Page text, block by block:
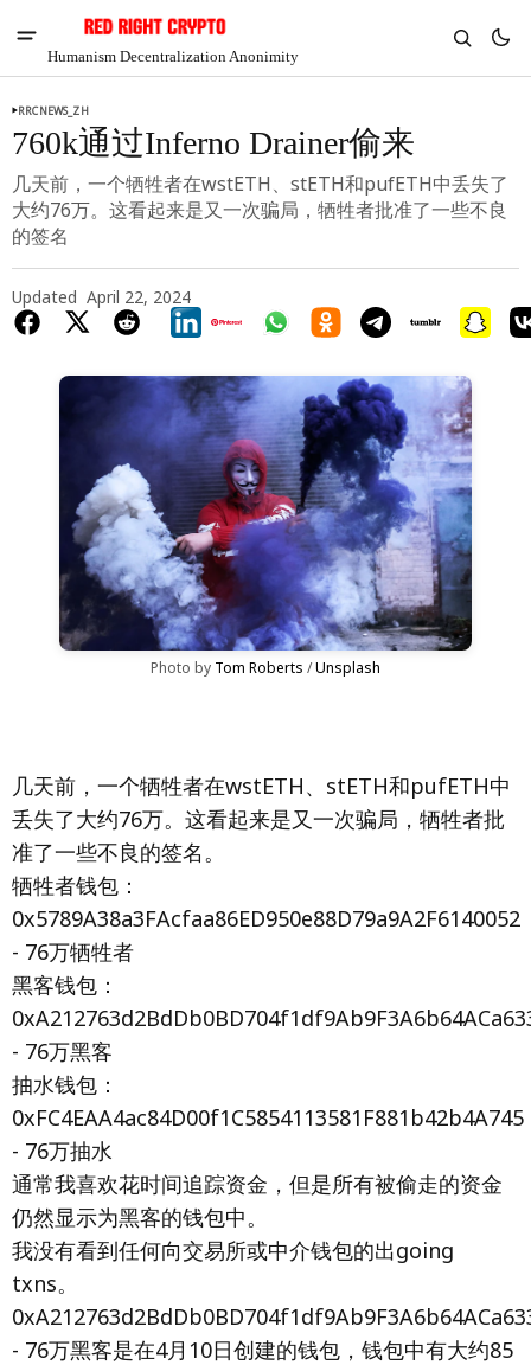
Humanism Decentralization Anonimity
Chia
3.19%
RRCNEWS_ZH
760k通过Inferno Drainer偷来
几天前，一个牺牲者在wstETH、stETH和pufETH中丢失了
大约76万。这看起来是又一次骗局，牺牲者批准了一些不良
的签名
Updated April 22, 2024
Photo by Tom Roberts / Unsplash
几天前，一个牺牲者在wstETH、stETH和pufETH中
丢失了大约76万。这看起来是又一次骗局，牺牲者批
准了一些不良的签名。
牺牲者钱包：
0x5789A38a3FAcfaa86ED950e88D79a9A2F6140052
- 76万牺牲者
黑客钱包：
- 76万黑客
抽水钱包：
0xFC4EAA4ac84D00f1C5854113581F881b42b4A745
- 76万抽水
通常我喜欢花时间追踪资金，但是所有被偷走的资金
仍然显示为黑客的钱包中。
我没有看到任何向交易所或中介钱包的出going
txns。
- 76万黑客是在4月10日创建的钱包，钱包中有大约85